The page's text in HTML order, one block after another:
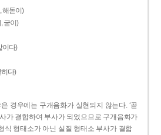
해돋이)
굳이)
이다)
히다)
경우에는 구개음화가 실현되지 않는다. ‘곧
가 결합하여 부사가 되었으므로 구개음화가
식 형태소가 아닌 실질 형태소 부사가 결합